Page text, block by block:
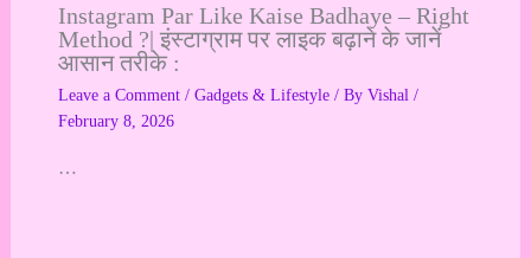
Instagram Par Like Kaise Badhaye – Right
Method ?| इंस्टाग्राम पर लाइक बढ़ाने के जानें
आसान तरीके :
Leave a Comment / Gadgets & Lifestyle/ By Vishal /
February 8, 2026
…